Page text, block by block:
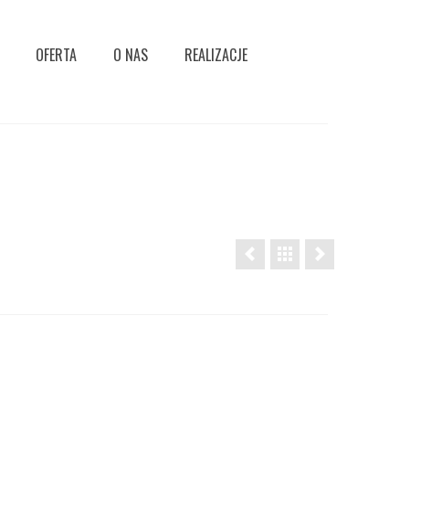
OFERTA O NAS REALIZACJE